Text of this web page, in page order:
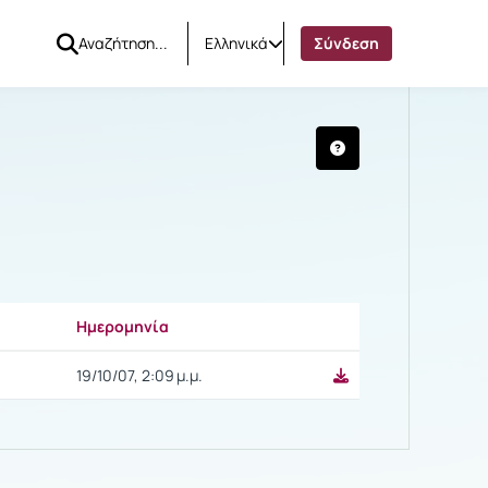
Ελληνικά Σύνδεση
Ημερομηνία
19/10/07, 2:09 μ.μ.